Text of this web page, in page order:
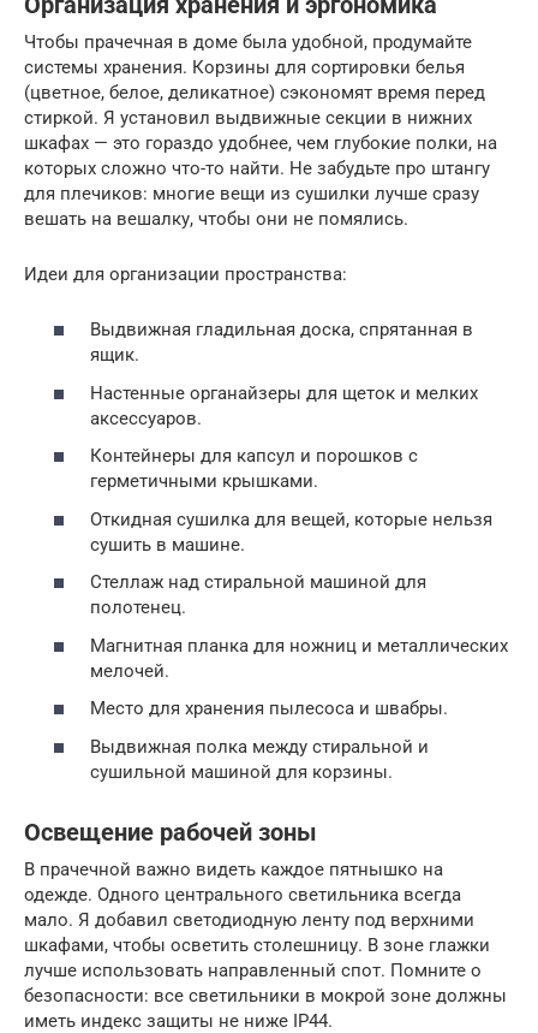
Чтобы прачечная в доме была удобной, продумайте
системы хранения. Корзины для сортировки белья
(цветное, белое, деликатное) сэкономят время перед
стиркой. Я установил выдвижные секции в нижних
шкафах — это гораздо удобнее, чем глубокие полки, на
которых сложно что-то найти. Не забудьте про штангу
для плечиков: многие вещи из сушилки лучше сразу
вешать на вешалку, чтобы они не помялись.
Идеи для организации пространства:
Выдвижная гладильная доска, спрятанная в
ящик.
Настенные органайзеры для щеток и мелких
аксессуаров.
Контейнеры для капсул и порошков с
герметичными крышками.
Откидная сушилка для вещей, которые нельзя
сушить в машине.
Стеллаж над стиральной машиной для
полотенец.
Магнитная планка для ножниц и металлических
мелочей.
Место для хранения пылесоса и швабры.
Выдвижная полка между стиральной и
сушильной машиной для корзины.
Освещение рабочей зоны
В прачечной важно видеть каждое пятнышко на
одежде. Одного центрального светильника всегда
мало. Я добавил светодиодную ленту под верхними
шкафами, чтобы осветить столешницу. В зоне глажки
лучше использовать направленный спот. Помните о
безопасности: все светильники в мокрой зоне должны
иметь индекс защиты не ниже IP44.